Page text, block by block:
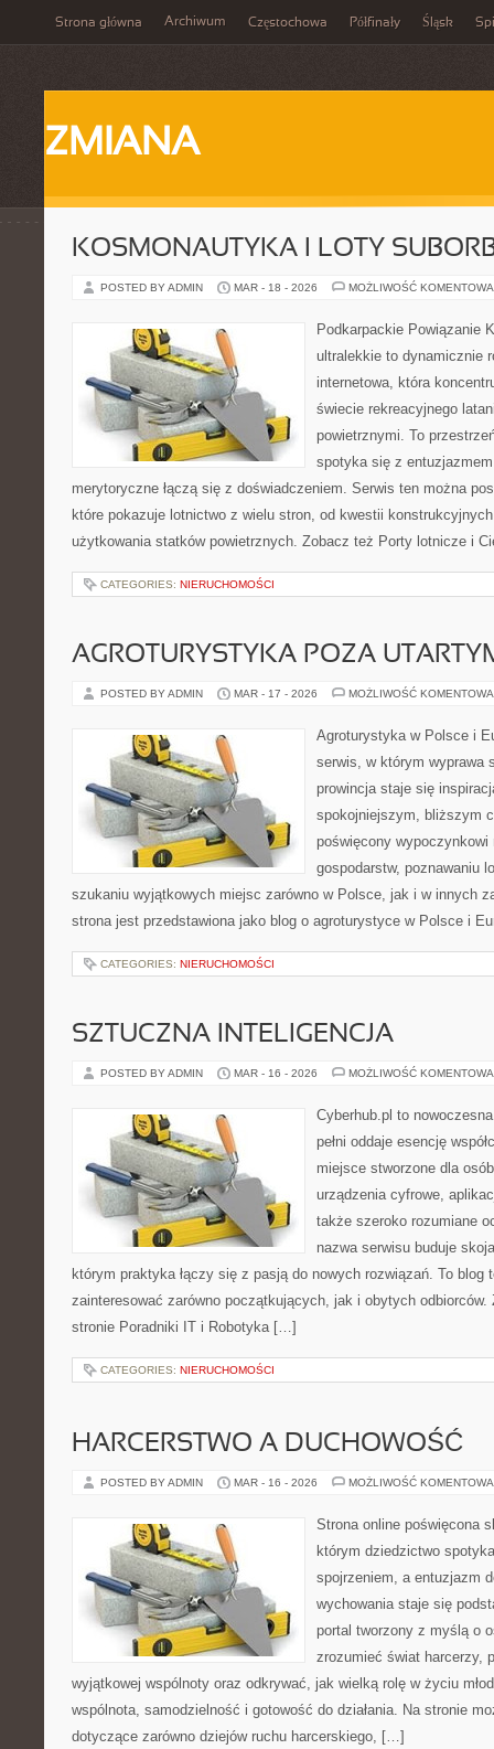
Strona główna Archiwum Częstochowa Półfinały Śląsk
ZMIANA
KOSMONAUTYKA I LOTY
POSTED BY ADMIN MAR - 18 - 2026 MOŻLIWOŚĆ
Podkarpackie Powiązanie
ultralekkie to dynamicznie
internetowa, która
świecie rekreacyjnego
powietrznymi. To
spotyka się z
merytoryczne łączą się z doświadczeniem. Serwis ten można
które pokazuje lotnictwo z wielu stron, od kwestii
użytkowania statków powietrznych. Zobacz też Porty lotnicze i
CATEGORIES: NIERUCHOMOŚCI
AGROTURYSTYKA POZA
POSTED BY ADMIN MAR - 17 - 2026 MOŻLIWOŚĆ
Agroturystyka w Polsce i
serwis, w którym wyprawa
prowincja staje się
spokojniejszym, bliższym
poświęcony wypoczynkowi
gospodarstw, poznawaniu
szukaniu wyjątkowych miejsc zarówno w Polsce, jak i w innych
strona jest przedstawiona jako blog o agroturystyce w Polsce i
CATEGORIES: NIERUCHOMOŚCI
SZTUCZNA INTELIGENCJA
POSTED BY ADMIN MAR - 16 - 2026 MOŻLIWOŚĆ
Cyberhub.pl to
pełni oddaje esencję
miejsce stworzone dla
urządzenia cyfrowe,
także szeroko rozumiane
nazwa serwisu buduje
którym praktyka łączy się z pasją do nowych rozwiązań. To blog
zainteresować zarówno początkujących, jak i obytych odbiorców.
stronie Poradniki IT i Robotyka […]
CATEGORIES: NIERUCHOMOŚCI
HARCERSTWO A DUCHOWOŚĆ
POSTED BY ADMIN MAR - 16 - 2026 MOŻLIWOŚĆ
Strona online poświęcona
którym dziedzictwo
spojrzeniem, a entuzjazm
wychowania staje się
portal tworzony z myślą o
zrozumieć świat harcerzy,
wyjątkowej wspólnoty oraz odkrywać, jak wielką rolę w życiu
wspólnota, samodzielność i gotowość do działania. Na stronie
dotyczące zarówno dziejów ruchu harcerskiego, […]